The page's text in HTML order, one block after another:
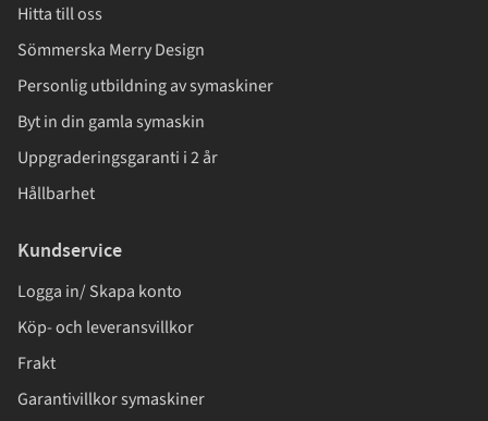
Hitta till oss
Sömmerska Merry Design
Personlig utbildning av symaskiner
Byt in din gamla symaskin
Uppgraderingsgaranti i 2 år
Hållbarhet
Kundservice
Logga in/ Skapa konto
Köp- och leveransvillkor
Frakt
Garantivillkor symaskiner